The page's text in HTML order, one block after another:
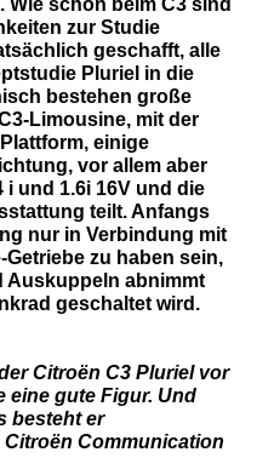
zur Studie
geschafft, alle
Pluriel in die
bestehen große
Limousine, mit der
einige
vor allem aber
i und 1.6i 16V und die
teilt. Anfangs
nur in Verbindung mit
zu haben sein,
Auskuppeln abnimmt
geschaltet wird.
Citroën C3 Pluriel vor
eine gute Figur. Und
besteht er
Communication